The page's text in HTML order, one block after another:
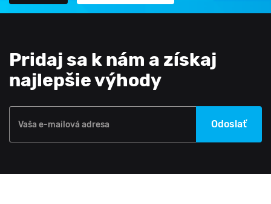
Pridaj sa k nám a získaj
najlepšie výhody
Vaša e-mailová adresa Odoslať